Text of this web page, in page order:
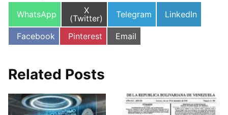
Compartir
WhatsApp
Compartir
en
X
(Twitter)
Compartir
Telegram
Compartir
LinkedIn
Compartir
en
Facebook
Compartir
en
Pinterest
Compartir
en
Email
Related Posts